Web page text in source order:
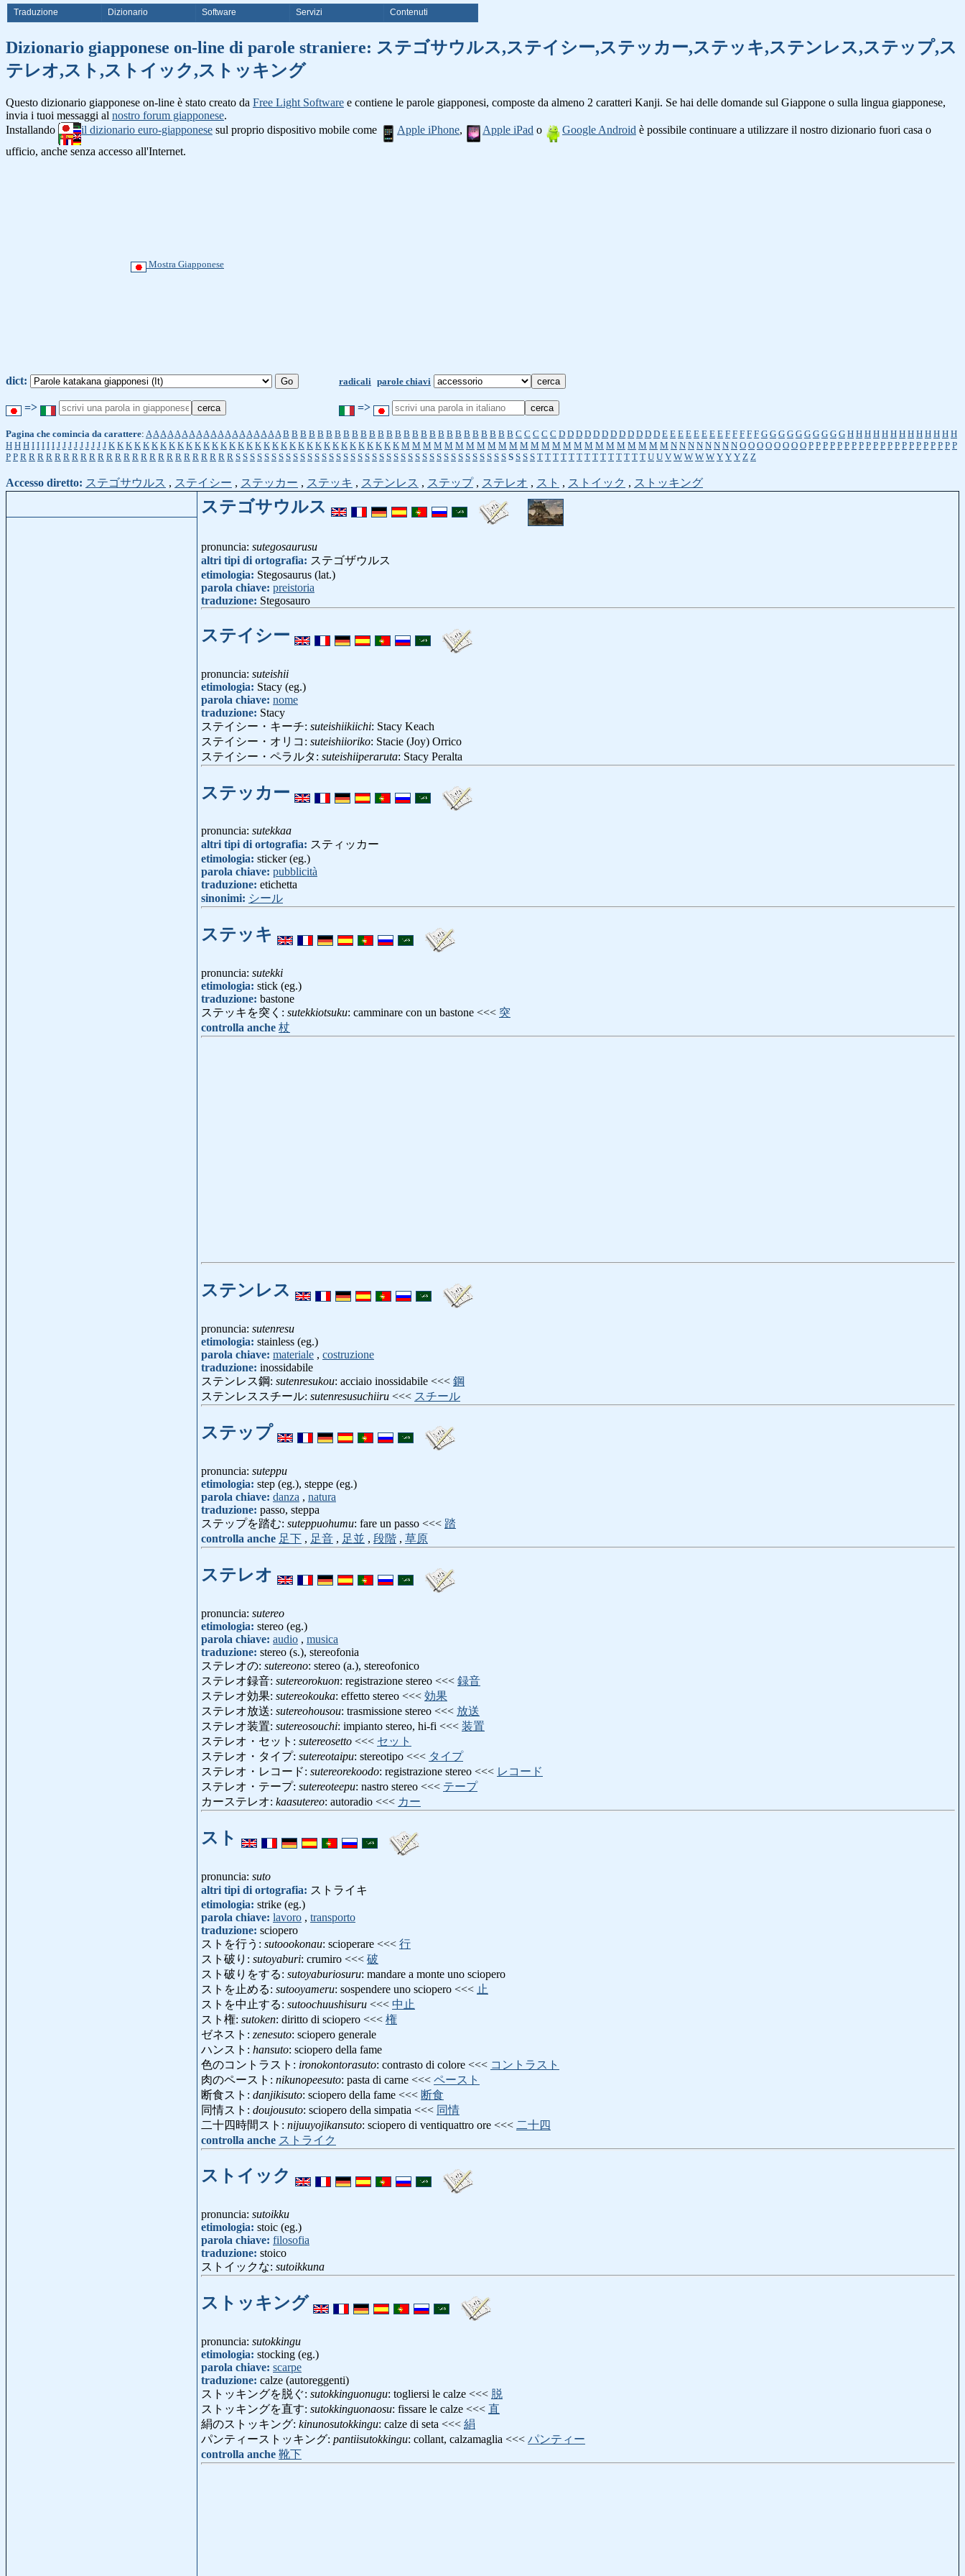
Traduzione Dizionario Software Servizi Contenuti
Dizionario giapponese on-line di parole straniere: ステゴサウルス,ステイシー,ステッカー,ステッキ,ステンレス,ステップ,ス
テレオ,スト,ストイック,ストッキング
Questo dizionario giapponese on-line è stato creato da Free Light Software e contiene le parole giapponesi, composte da almeno 2 caratteri Kanji. Se hai delle domande sul Giappone o sulla lingua giapponese,
invia i tuoi messaggi al nostro forum giapponese.
Installando
il dizionario euro-giapponese sul proprio dispositivo mobile come Apple iPhone, Apple iPad o Google Android è possibile continuare a utilizzare il nostro dizionario fuori casa o
ufficio, anche senza accesso all'Internet.
Mostra Giapponese
dict: radicali parole chiavi
=> =>
Pagina che comincia da carattere: A A A A A A A A A A A A A A A A A A A B B B B B B B B B B B B B B B B B B B B B B B B B B B C C C C C D D D D D D D D D D D D E E E E E E E E F F F F F G G G G G G G G G G H H H H H H H H H H H H H
H H H I I I I I J J J J J J J J J K K K K K K K K K K K K K K K K K K K K K K K K K K K K K K K K K K M M M M M M M M M M M M M M M M M M M M M M M M M N N N N N N N N O O O O O O O O P P P P P P P P P P P P P P P P P P P P P
P P R R R R R R R R R R R R R R R R R R R R R R R R R S S S S S S S S S S S S S S S S S S S S S S S S S S S S S S S S S S S S S S S S S S T T T T T T T T T T T T T T U U V W W W W Y Y Y Z Z
Accesso diretto: ステゴサウルス , ステイシー , ステッカー , ステッキ , ステンレス , ステップ, ステレオ , スト , ストイック , ストッキング
ステゴサウルス
pronuncia: sutegosaurusu
altri tipi di ortografia: ステゴザウルス
etimologia: Stegosaurus (lat.)
parola chiave: preistoria
traduzione: Stegosauro
ステイシー
pronuncia: suteishii
etimologia: Stacy (eg.)
parola chiave: nome
traduzione: Stacy
ステイシー・キーチ: suteishiikiichi: Stacy Keach
ステイシー・オリコ: suteishiioriko: Stacie (Joy) Orrico
ステイシー・ペラルタ: suteishiiperaruta: Stacy Peralta
ステッカー
pronuncia: sutekkaa
altri tipi di ortografia: スティッカー
etimologia: sticker (eg.)
parola chiave: pubblicità
traduzione: etichetta
sinonimi: シール
ステッキ
pronuncia: sutekki
etimologia: stick (eg.)
traduzione: bastone
ステッキを突く: sutekkiotsuku: camminare con un bastone <<< 突
controlla anche 杖
ステンレス
pronuncia: sutenresu
etimologia: stainless (eg.)
parola chiave: materiale , costruzione
traduzione: inossidabile
ステンレス鋼: sutenresukou: acciaio inossidabile <<< 鋼
ステンレススチール: sutenresusuchiiru <<< スチール
ステップ
pronuncia: suteppu
etimologia: step (eg.), steppe (eg.)
parola chiave: danza , natura
traduzione: passo, steppa
ステップを踏む: suteppuohumu: fare un passo <<< 踏
controlla anche 足下 , 足音 , 足並 , 段階 , 草原
ステレオ
pronuncia: sutereo
etimologia: stereo (eg.)
parola chiave: audio , musica
traduzione: stereo (s.), stereofonia
ステレオの: sutereono: stereo (a.), stereofonico
ステレオ録音: sutereorokuon: registrazione stereo <<< 録音
ステレオ効果: sutereokouka: effetto stereo <<< 効果
ステレオ放送: sutereohousou: trasmissione stereo <<< 放送
ステレオ装置: sutereosouchi: impianto stereo, hi-fi <<< 装置
ステレオ・セット: sutereosetto <<< セット
ステレオ・タイプ: sutereotaipu: stereotipo <<< タイプ
ステレオ・レコード: sutereorekoodo: registrazione stereo <<< レコード
ステレオ・テープ: sutereoteepu: nastro stereo <<< テープ
カーステレオ: kaasutereo: autoradio <<< カー
スト
pronuncia: suto
altri tipi di ortografia: ストライキ
etimologia: strike (eg.)
parola chiave: lavoro , transporto
traduzione: sciopero
ストを行う: sutoookonau: scioperare <<< 行
スト破り: sutoyaburi: crumiro <<< 破
スト破りをする: sutoyaburiosuru: mandare a monte uno sciopero
ストを止める: sutooyameru: sospendere uno sciopero <<< 止
ストを中止する: sutoochuushisuru <<< 中止
スト権: sutoken: diritto di sciopero <<< 権
ゼネスト: zenesuto: sciopero generale
ハンスト: hansuto: sciopero della fame
色のコントラスト: ironokontorasuto: contrasto di colore <<< コントラスト
肉のペースト: nikunopeesuto: pasta di carne <<< ペースト
断食スト: danjikisuto: sciopero della fame <<< 断食
同情スト: doujousuto: sciopero della simpatia <<< 同情
二十四時間スト: nijuuyojikansuto: sciopero di ventiquattro ore <<< 二十四
controlla anche ストライク
ストイック
pronuncia: sutoikku
etimologia: stoic (eg.)
parola chiave: filosofia
traduzione: stoico
ストイックな: sutoikkuna
ストッキング
pronuncia: sutokkingu
etimologia: stocking (eg.)
parola chiave: scarpe
traduzione: calze (autoreggenti)
ストッキングを脱ぐ: sutokkinguonugu: togliersi le calze <<< 脱
ストッキングを直す: sutokkinguonaosu: fissare le calze <<< 直
絹のストッキング: kinunosutokkingu: calze di seta <<< 絹
パンティーストッキング: pantiisutokkingu: collant, calzamaglia <<< パンティー
controlla anche 靴下